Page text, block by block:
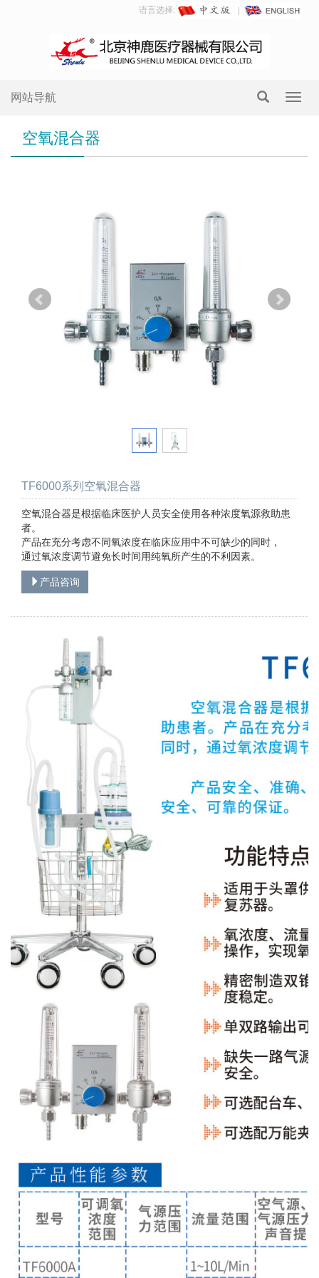
语言选择:
网站导航
空氧混合器
TF6000系列空氧混合器
空氧混合器是根据临床医护人员安全使用各种浓度氧源救助患
者。
产品在充分考虑不同氧浓度在临床应用中不可缺少的同时，
通过氧浓度调节避免长时间用纯氧所产生的不利因素。
产品咨询